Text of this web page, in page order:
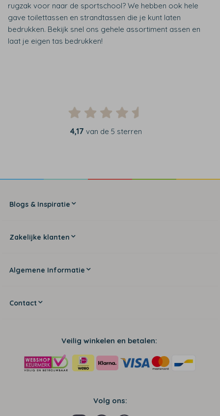
rugzak voor naar de sportschool? We hebben ook hele
gave toilettassen en strandtassen die je kunt laten
bedrukken. Bekijk snel ons gehele assortiment assen en
laat je eigen tas bedrukken!
4,17 van de 5 sterren
Blogs & Inspiratie
Zakelijke klanten
Algemene Informatie
Contact
Veilig winkelen en betalen:
Volg ons: